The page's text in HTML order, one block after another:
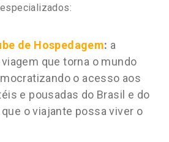
de Hospedagem: a
que torna o mundo
o acesso aos
e pousadas do Brasil e do
o viajante possa viver o